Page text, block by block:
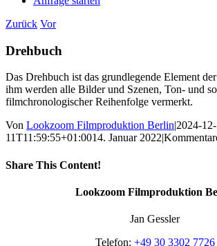
Zurück Vor
Drehbuch
Das Drehbuch ist das grundlegende Element
ihm werden alle Bilder und Szenen, Ton- und
filmchronologischer Reihenfolge vermerkt.
Von Lookzoom Filmproduktion Berlin|2024-12-
11T11:59:55+01:0014. Januar 2022|
Share This Content!
Lookzoom Filmproduktion
Jan Gessler
Telefon: +49 30 3302 7726